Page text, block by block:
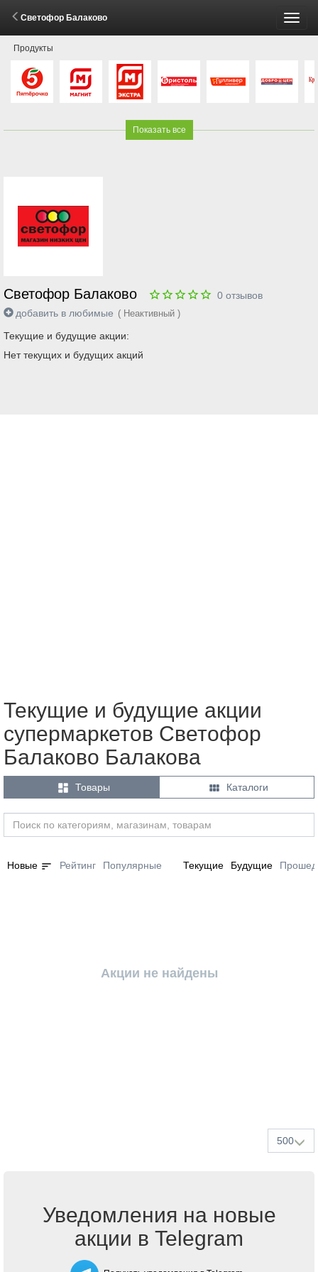
Светофор Балаково
Продукты
Показать все
Светофор Балаково 0 отзывов
добавить в любимые ( Неактивный )
Текущие и будущие акции:
Нет текущих и будущих акций
Текущие и будущие акции
супермаркетов Светофор
Балаково Балакова
 Товары  Каталоги
Новые sort Рейтинг Популярные Текущие Будущие
Акции не найдены
500
Уведомления на новые
акции в Telegram